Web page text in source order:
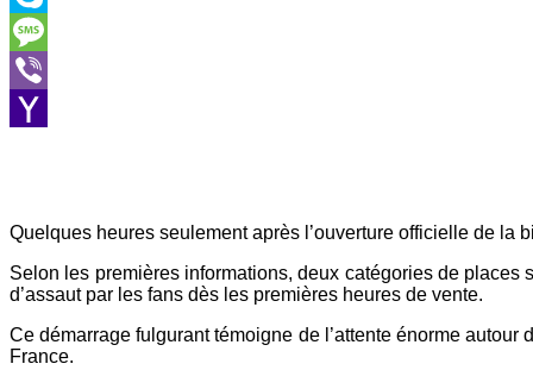
Skype
Message
Viber
Quelques heures seulement après l’ouverture officielle de la
Selon les premières informations, deux catégories de places
d’assaut par les fans dès les premières heures de vente.
Ce démarrage fulgurant témoigne de l’attente énorme
France.